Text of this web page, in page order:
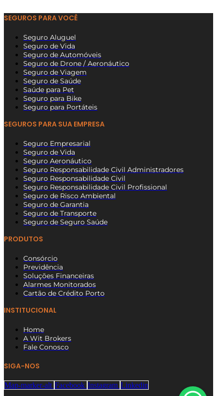
SEGUROS PARA VOCÊ
Seguro Aluguel
Seguro de Vida
Seguro de Automóveis
Seguro de Drone / Aeronáutico
Seguro de Viagem
Seguro de Saúde
Saúde para Pet
Seguro para Bike
Seguro para Portáteis
SEGUROS PARA SUA EMPRESA
Seguro Empresarial
Seguro de Vida
Seguro Aeronáutico
Seguro Responsabilidade Civil Administradores
Seguro Responsabilidade Civil
Seguro Responsabilidade Civil Profissional
Seguro de Risco Ambiental
Seguro de Garantia
Seguro de Transporte
Seguro de Seguro Saúde
PRODUTOS
Consórcio
Previdência
Soluções Financeiras
Alarmes Monitorados
Cartão de Crédito Porto
INSTITUCIONAL
Home
A Wit Brokers
Fale Conosco
SIGA-NOS
Map-marker-alt Facebook Instagram Linkedin